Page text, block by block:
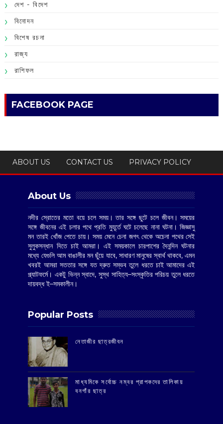
দেশ - বিদেশ
বিনোদন
বিশেষ রচনা
রাজ্য
রাশিফল
FACEBOOK PAGE
ABOUT US CONTACT US PRIVACY POLICY
About Us
নদীর স্রোতের মতো বয়ে চলে সময়। তার সঙ্গে ছুটে চলে জীবন। সময়ের
সঙ্গে জীবনের এই চলার পথে প্রতি মুহূর্তে ঘটে চলেছে নানা ঘটনা। জিজ্ঞাসু
মন তারই খোঁজ পেতে চায়। সময় মেনে চেনা জগৎ থেকে অচেনা পথের সেই
সুলুকসন্ধান দিতে চাই আমরা। এই সময়কালে চারপাশের দৈনন্দিন ঘটনার
মধ্যে যেগুলি আম বাঙালীর মন ছুঁয়ে যাবে, সাধারণ মানুষের স্বার্থ থাকবে, এমন
খবরই আমরা সততার সঙ্গে যত দ্রুত সম্ভব তুলে ধরতে চাই আমাদের এই
প্ল্যাটফর্মে। একটু ভিন্ন স্বাদে, সুস্থ সাহিত্য–সংস্কৃতির পরিচয় তুলে ধরতে
দায়বদ্ধ ই–সমকালীন।
Popular Posts
‌নেতাজীর ছাত্রজীবন
মাধ্যমিকে সর্বোচ্চ নম্বর প্রাপকদের তালিকায়
বনগাঁর ছাত্র